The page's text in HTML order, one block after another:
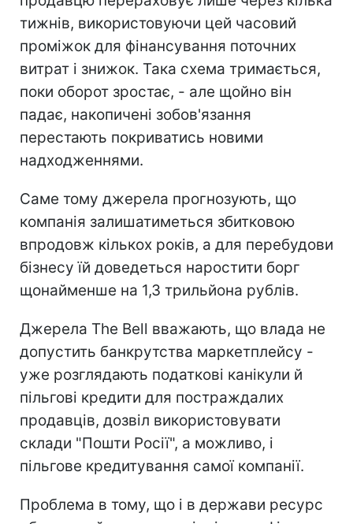
тижнів, використовуючи цей часовий
проміжок для фінансування поточних
витрат і знижок. Така схема тримається,
поки оборот зростає, - але щойно він
падає, накопичені зобов'язання
перестають покриватись новими
надходженнями.
Саме тому джерела прогнозують, що
компанія залишатиметься збитковою
впродовж кількох років, а для перебудови
бізнесу їй доведеться наростити борг
щонайменше на 1,3 трильйона рублів.
Джерела The Bell вважають, що влада не
допустить банкрутства маркетплейсу -
уже розглядають податкові канікули й
пільгові кредити для постраждалих
продавців, дозвіл використовувати
склади "Пошти Росії", а можливо, і
пільгове кредитування самої компанії.
Проблема в тому, що і в держави ресурс